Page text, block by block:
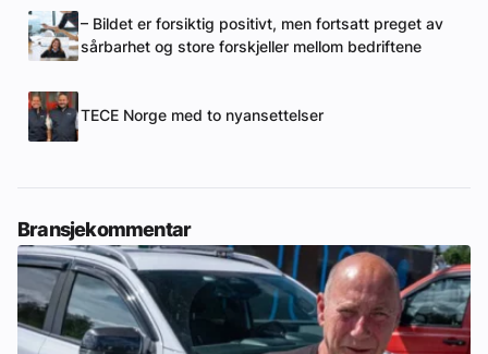
– Bildet er forsiktig positivt, men fortsatt preget av
sårbarhet og store forskjeller mellom bedriftene
TECE Norge med to nyansettelser
Bransjekommentar